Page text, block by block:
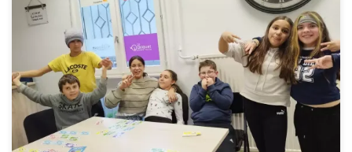
Ces deux dernières semaines, nos jeunes ont pu profiter
de nombreuses animations variées et conviviales : On
enchaîne avec le centre de loisirs, et on se retrouve le 28
avril avec Sandra pour de nouveaux ateliers en semaine !
Merci à tous pour votre énergie et votre bonne humeur !
[…]